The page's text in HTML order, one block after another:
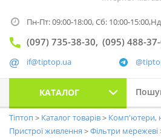
Пн-Пт: 09:00-18:00,Сб: 10:00-15:00,
(097) 735-38-30 (095) 488-
if@tiptop.ua
КАТАЛОГ
Тіптоп Каталог товарів
Комп'ютери,
Пристрої живлення
Фільтри мережеві